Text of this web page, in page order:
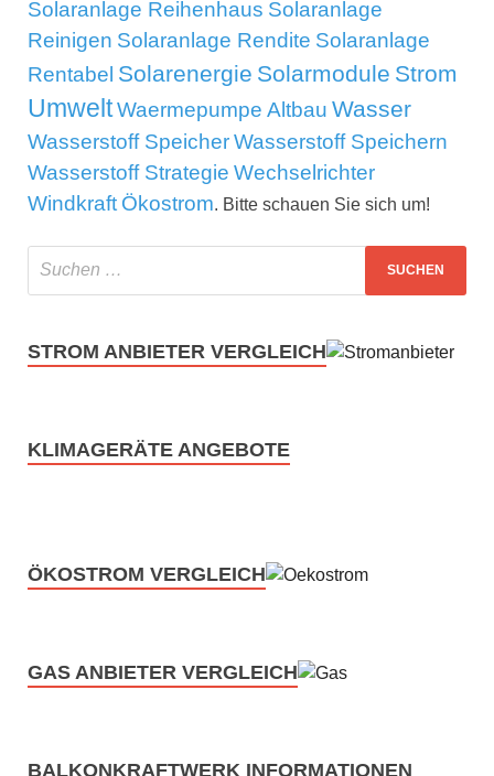
Solaranlage Reihenhaus Solaranlage
Reinigen Solaranlage Rendite Solaranlage
Rentabel Solarenergie Solarmodule Strom
UmweltWaermepumpe Altbau Wasser
Wasserstoff SpeicherWasserstoff Speichern
Wasserstoff Strategie Wechselrichter
Windkraft Ökostrom. Bitte schauen Sie sich um!
STROM ANBIETER VERGLEICH
KLIMAGERÄTE ANGEBOTE
ÖKOSTROM VERGLEICH
GAS ANBIETER VERGLEICH
BALKONKRAFTWERK INFORMATIONEN